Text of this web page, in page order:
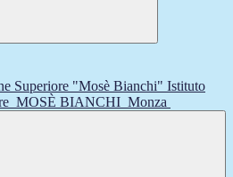
Istituto
MOSÈ BIANCHI Monza